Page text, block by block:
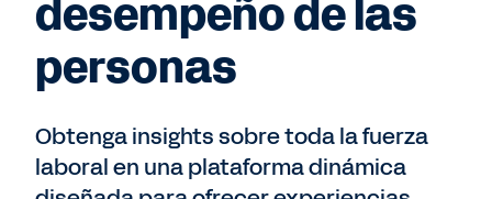
desempeño de las
personas
Obtenga insights sobre toda la fuerza
laboral en una plataforma dinámica